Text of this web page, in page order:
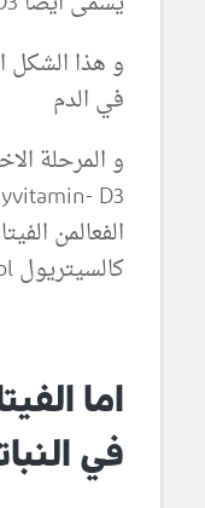
و هذا الشكل
في الدم
و المرحلة
الفعالمن
كالسيتريول calcitriol
في